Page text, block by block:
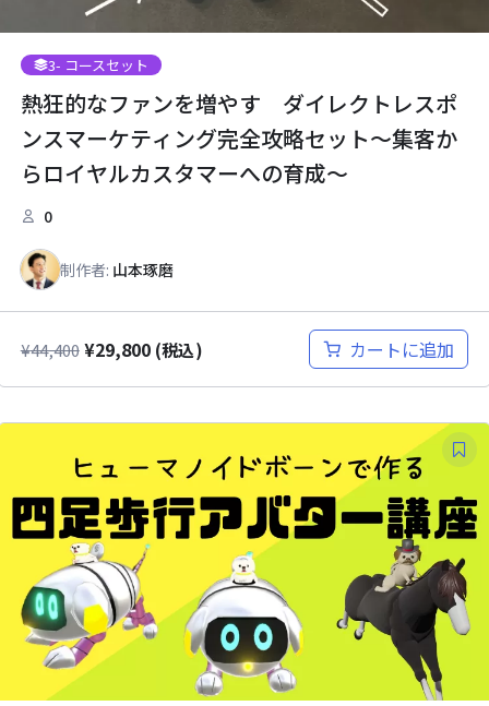
3- コースセット
熱狂的なファンを増やす ダイレクトレスポ
ンスマーケティング完全攻略セット～集客か
らロイヤルカスタマーへの育成～
0
制作者: 山本琢磨
¥44,400 ¥29,800 (税込) カートに追加